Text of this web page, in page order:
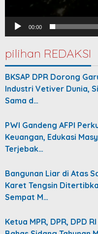
00:00
pilihan REDAKSI
BKSAP DPR Dorong
Industri Vetiver Dunia,
Sama d…
PWI Gandeng AFPI
Keuangan, Edukasi
Terjebak…
Bangunan Liar di Atas
Karet Tengsin
Sempat M…
Ketua MPR, DPR, DPD